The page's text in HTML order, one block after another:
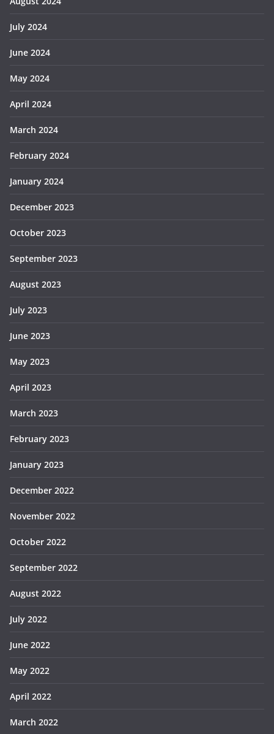
July 2024
June 2024
May 2024
April 2024
March 2024
February 2024
January 2024
December 2023
October 2023
September 2023
August 2023
July 2023
June 2023
May 2023
April 2023
March 2023
February 2023
January 2023
December 2022
November 2022
October 2022
September 2022
August 2022
July 2022
June 2022
May 2022
April 2022
March 2022